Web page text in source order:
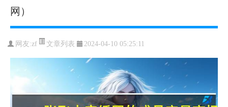
网）
网友:zf 文章列表 2024-04-10 05:25:11